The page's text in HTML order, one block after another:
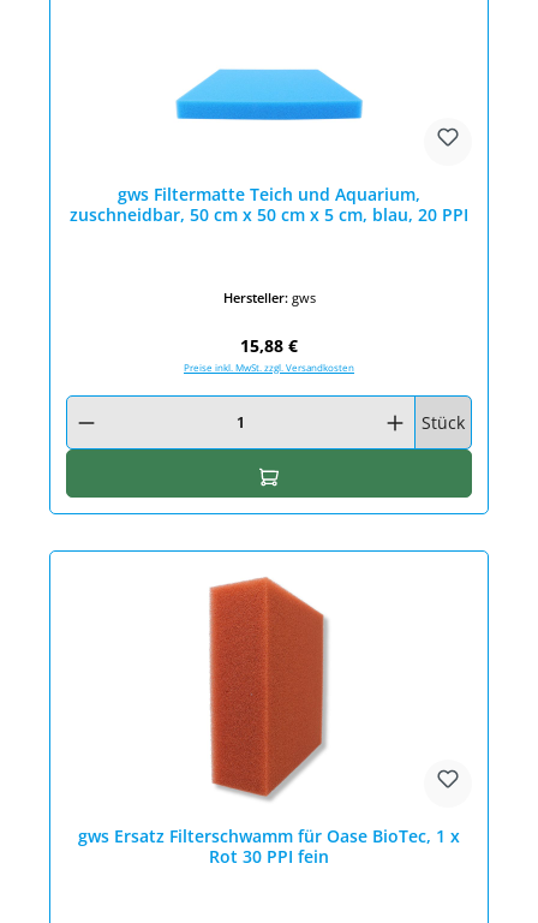
gws Filtermatte Teich und Aquarium,
zuschneidbar, 50 cm x 50 cm x 5 cm, blau, 20 PPI
Hersteller: gws
Regulärer Preis:
15,88 €
Preise inkl. MwSt. zzgl. Versandkosten
Produkt Anzahl: Gib den gewünschten Wert ein oder benutze die
Stück
In den Warenkorb
gws Ersatz Filterschwamm für Oase BioTec, 1 x
Rot 30 PPI fein